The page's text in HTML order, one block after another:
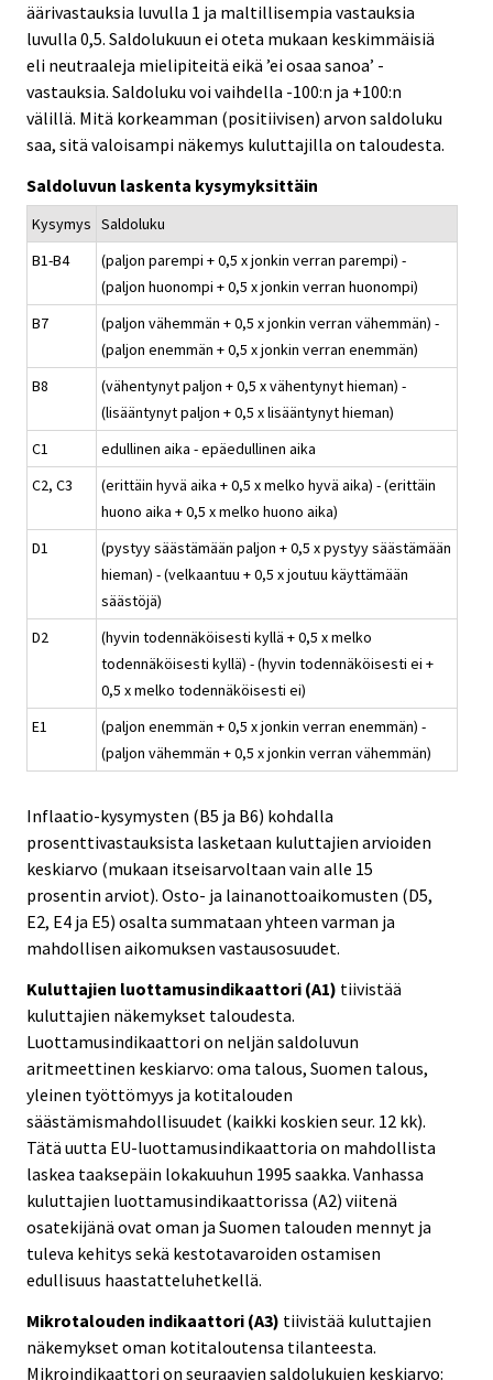
äärivastauksia luvulla 1 ja maltillisempia vastauksia
luvulla 0,5. Saldolukuun ei oteta mukaan keskimmäisiä
eli neutraaleja mielipiteitä eikä ’ei osaa sanoa’ -
vastauksia. Saldoluku voi vaihdella -100:n ja +100:n
välillä. Mitä korkeamman (positiivisen) arvon saldoluku
saa, sitä valoisampi näkemys kuluttajilla on taloudesta.
Saldoluvun laskenta kysymyksittäin
Kysymys Saldoluku
B1-B4
(paljon parempi + 0,5 x jonkin verran parempi) -
(paljon huonompi + 0,5 x jonkin verran huonompi)
B7
(paljon vähemmän + 0,5 x jonkin verran vähemmän) -
(paljon enemmän + 0,5 x jonkin verran enemmän)
B8
(vähentynyt paljon + 0,5 x vähentynyt hieman) -
(lisääntynyt paljon + 0,5 x lisääntynyt hieman)
C1
edullinen aika - epäedullinen aika
C2, C3
(erittäin hyvä aika + 0,5 x melko hyvä aika) - (erittäin
huono aika + 0,5 x melko huono aika)
D1
(pystyy säästämään paljon + 0,5 x pystyy säästämään
hieman) - (velkaantuu + 0,5 x joutuu käyttämään
säästöjä)
D2
(hyvin todennäköisesti kyllä + 0,5 x melko
todennäköisesti kyllä) - (hyvin todennäköisesti ei +
0,5 x melko todennäköisesti ei)
E1
(paljon enemmän + 0,5 x jonkin verran enemmän) -
(paljon vähemmän + 0,5 x jonkin verran vähemmän)
Inflaatio-kysymysten (B5 ja B6) kohdalla
prosenttivastauksista lasketaan kuluttajien arvioiden
keskiarvo (mukaan itseisarvoltaan vain alle 15
prosentin arviot). Osto- ja lainanottoaikomusten (D5,
E2, E4 ja E5) osalta summataan yhteen varman ja
mahdollisen aikomuksen vastausosuudet.
Kuluttajien luottamusindikaattori (A1) tiivistää
kuluttajien näkemykset taloudesta.
Luottamusindikaattori on neljän saldoluvun
aritmeettinen keskiarvo: oma talous, Suomen talous,
yleinen työttömyys ja kotitalouden
säästämismahdollisuudet (kaikki koskien seur. 12 kk).
Tätä uutta EU-luottamusindikaattoria on mahdollista
laskea taaksepäin lokakuuhun 1995 saakka. Vanhassa
kuluttajien luottamusindikaattorissa (A2) viitenä
osatekijänä ovat oman ja Suomen talouden mennyt ja
tuleva kehitys sekä kestotavaroiden ostamisen
edullisuus haastatteluhetkellä.
Mikrotalouden indikaattori (A3) tiivistää kuluttajien
näkemykset oman kotitaloutensa tilanteesta.
Mikroindikaattori on seuraavien saldolukujen keskiarvo: